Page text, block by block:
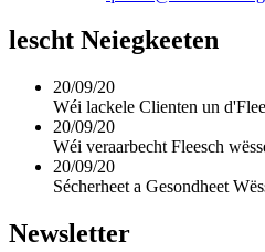
lescht Neiegkeeten
20/09/20
Wéi lackele Clienten un
20/09/20
Wéi veraarbecht Fleesch
20/09/20
Sécherheet a Gesondheet
Newsletter